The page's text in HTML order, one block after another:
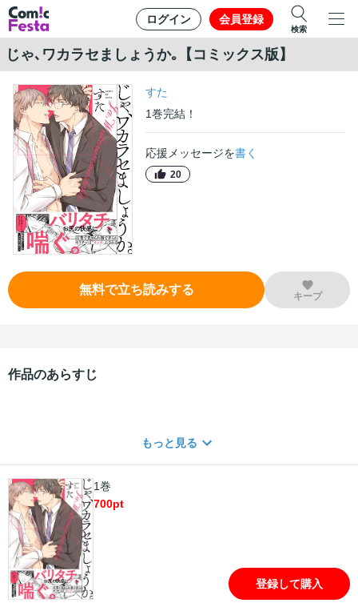
ログイン 会員登録
検索
じゃ､ワカラセましょうか｡【コミックス版】
すた
1巻完結！
応援メッセージを書く
20
無料で立ち読みする キープ
作品のあらすじ
もっと見る
1巻
700pt
登録して購入